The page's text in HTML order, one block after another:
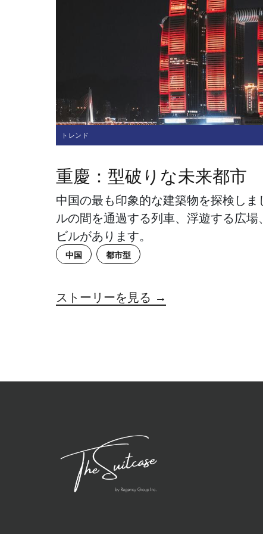
トレンド
重慶：型破りな未来都市
中国の最も印象的な建築物を探検し
ルの間を通過する列車、浮遊する広
ビルがあります。
中国 都市型
ストーリーを見る →